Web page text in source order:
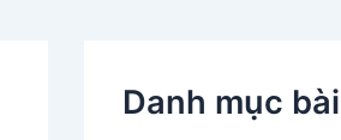
Danh mục